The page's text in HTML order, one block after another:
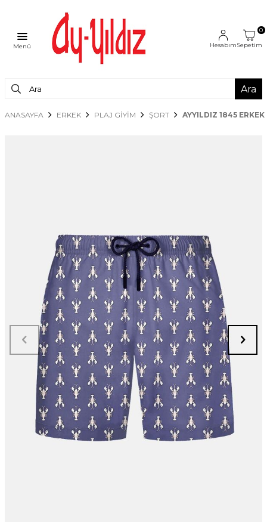
Menü Hesabım
0
Sepetim
Ara
ANASAYFA ERKEK PLAJ GİYİM ŞORT AYYILDIZ 1845